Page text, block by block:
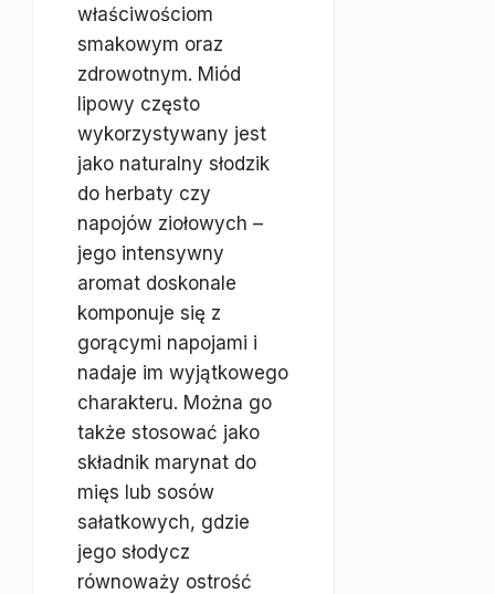
właściwościom
smakowym oraz
zdrowotnym. Miód
lipowy często
wykorzystywany jest
jako naturalny słodzik
do herbaty czy
napojów ziołowych –
jego intensywny
aromat doskonale
komponuje się z
gorącymi napojami i
nadaje im wyjątkowego
charakteru. Można go
także stosować jako
składnik marynat do
mięs lub sosów
sałatkowych, gdzie
jego słodycz
równoważy ostrość